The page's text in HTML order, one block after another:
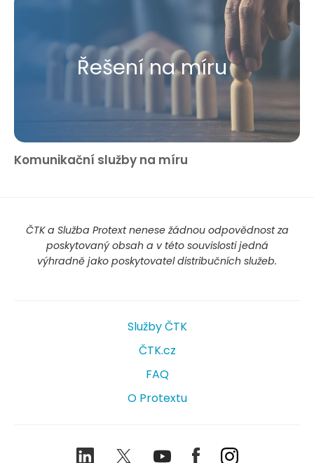
Řešení na míru
Komunikační služby na míru
ČTK a Služba Protext nenese žádnou odpovědnost za
poskytovaný obsah a v této souvislosti jedná
výhradně jako poskytovatel distribučních služeb.
Služby ČTK
ČTK.cz
FAQ
O Protextu
LinkedIn TwitterYoutubeFacebookInstagram